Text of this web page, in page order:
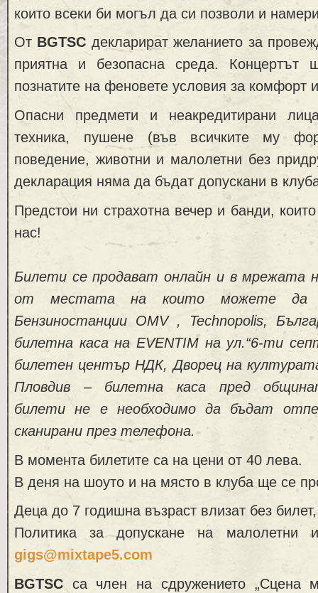
които всеки би могъл да си позволи и
От BGTSC декларират желанието за
приятна и безопасна среда.
познатите на феновете условия за комфорт и
Опасни предмети и неакредитирани
техника, пушене (във всичките му
поведение, животни и малолетни без
декларация няма да бъдат допускани в
Предстои ни страхотна вечер и банди,
нас!
Билети се продават онлайн и в мрежата
от местата на които можете да
Бензиностанции OMV , Technopolis,
билетна каса на EVENTIM на ул.“6-ти
билетен център НДК, Дворец на
Пловдив – билетна каса пред
билети не е необходимо да бъдат
сканирани през телефона.
В момента билетите са на цени от 40 лева.
В деня на шоуто и на място в клуба ще се
Деца до 7 годишна възраст влизат без
Политика за допускане на малолетни
gigs@mixtape5.com
BGTSC са член на сдружението „Сцена